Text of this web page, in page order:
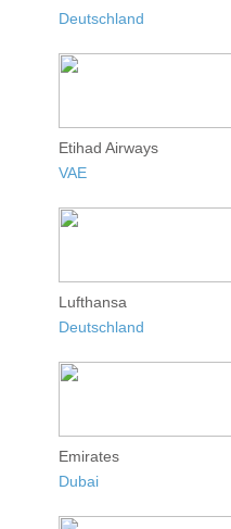
Deutschland
Etihad Airways
VAE
Lufthansa
Deutschland
Emirates
Dubai